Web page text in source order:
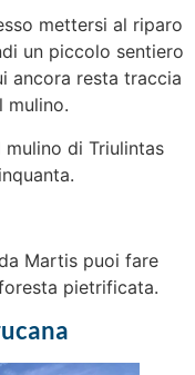
mettersi al riparo
un piccolo sentiero
ancora resta traccia
mulino.
di Triulintas
Martis puoi fare
pietrificata.